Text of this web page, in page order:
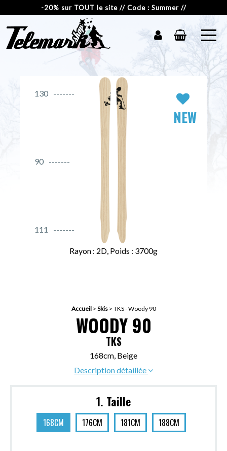
-20% sur TOUT le site // Code : Summer //
130
90
111
NEW
Rayon : 2D, Poids : 3700g
Accueil> Skis> TKS - Woody 90
WOODY 90
TKS
168cm, Beige
Description détaillée
1. Taille
168CM 176CM 181CM 188CM